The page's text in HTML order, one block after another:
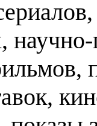
, научно-
,
,